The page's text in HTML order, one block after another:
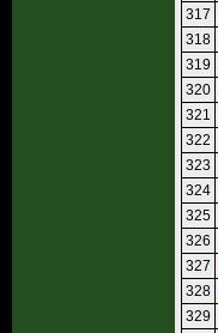
317
318
319
320
321
322
323
324
325
326
327
328
329